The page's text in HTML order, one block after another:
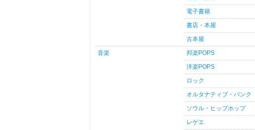
電子書籍
書店・本屋
古本屋
音楽
邦楽POPS
洋楽POPS
ロック
オルタナティブ・パンク
ソウル・ヒップホップ
レゲエ